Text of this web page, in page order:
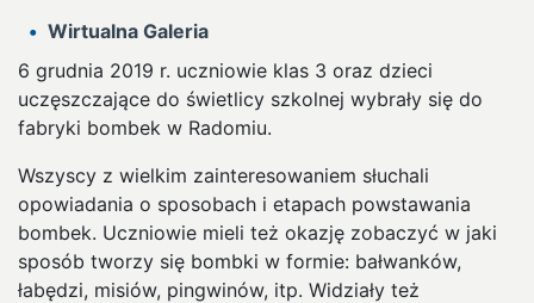
Wirtualna Galeria
6 grudnia 2019 r. uczniowie klas 3 oraz dzieci
uczęszczające do świetlicy szkolnej wybrały się do
fabryki bombek w Radomiu.
Wszyscy z wielkim zainteresowaniem słuchali
opowiadania o sposobach i etapach powstawania
bombek. Uczniowie mieli też okazję zobaczyć w jaki
sposób tworzy się bombki w formie: bałwanków,
łabędzi, misiów, pingwinów, itp. Widziały też